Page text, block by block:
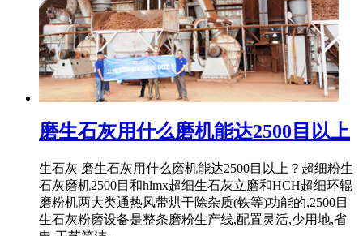
磨生石灰用什么磨机能达2500目以上
生石灰 磨生石灰用什么磨机能达2500目以上？超细粉生
石灰磨机2500目和hlmx超细生石灰立磨和HCH超细环辊
磨粉机两大类通热风带烘干除杂质(铁等)功能的,2500目
生石灰粉磨设备是整条磨粉生产线,配置灵活,少用地,省